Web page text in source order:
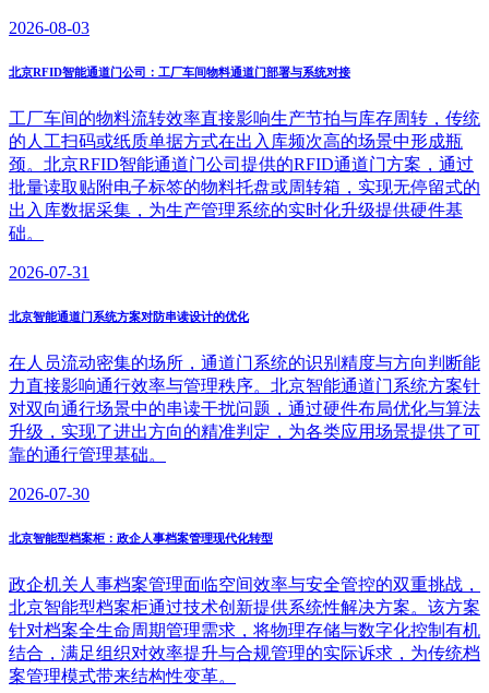
2026-08-03
北京RFID智能通道门公司：工厂车间物料通道门部署与系统对接
工厂车间的物料流转效率直接影响生产节拍与库存周转，传统
的人工扫码或纸质单据方式在出入库频次高的场景中形成瓶
颈。北京RFID智能通道门公司提供的RFID通道门方案，通过
批量读取贴附电子标签的物料托盘或周转箱，实现无停留式的
出入库数据采集，为生产管理系统的实时化升级提供硬件基
础。
2026-07-31
北京智能通道门系统方案对防串读设计的优化
在人员流动密集的场所，通道门系统的识别精度与方向判断能
力直接影响通行效率与管理秩序。北京智能通道门系统方案针
对双向通行场景中的串读干扰问题，通过硬件布局优化与算法
升级，实现了进出方向的精准判定，为各类应用场景提供了可
靠的通行管理基础。
2026-07-30
北京智能型档案柜：政企人事档案管理现代化转型
政企机关人事档案管理面临空间效率与安全管控的双重挑战，
北京智能型档案柜通过技术创新提供系统性解决方案。该方案
针对档案全生命周期管理需求，将物理存储与数字化控制有机
结合，满足组织对效率提升与合规管理的实际诉求，为传统档
案管理模式带来结构性变革。